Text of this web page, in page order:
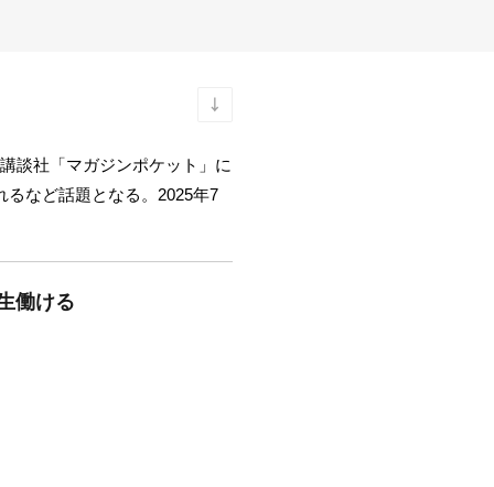
談社「マガジンポケット」に
るなど話題となる。2025年7
働ける